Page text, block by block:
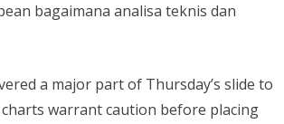
bagaimana analisa teknis dan
a major part of Thursday’s slide to
warrant caution before placing